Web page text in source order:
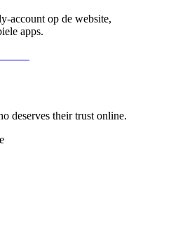
account op de website,
apps.
deserves their trust online.